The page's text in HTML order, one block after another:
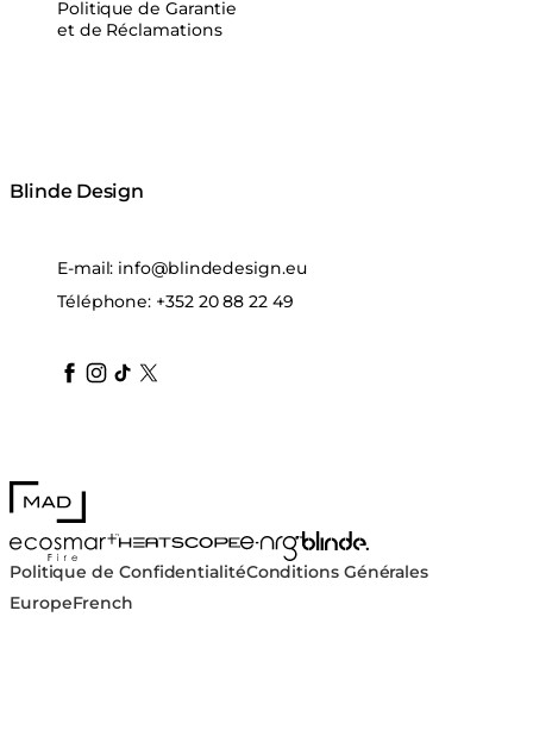
Politique de Garantie
et de Réclamations
Blinde Design
E-mail: info@blindedesign.eu
Téléphone: +352 20 88 22 49
blindedesign
blindedesign
blindedesign
blinde-design
blindedesign
MAD Design
EcoSmart FireHEATSCOPE® Heaters
e-NRG Bioethanol
Blinde Design
Politique de ConfidentialitéConditions Générales
EuropeFrench